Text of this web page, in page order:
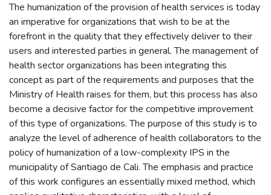
The humanization of the provision of health services is today
an imperative for organizations that wish to be at the
forefront in the quality that they effectively deliver to their
users and interested parties in general. The management of
health sector organizations has been integrating this
concept as part of the requirements and purposes that the
Ministry of Health raises for them, but this process has also
become a decisive factor for the competitive improvement
of this type of organizations. The purpose of this study is to
analyze the level of adherence of health collaborators to the
policy of humanization of a low-complexity IPS in the
municipality of Santiago de Cali. The emphasis and practice
of this work configures an essentially mixed method, which